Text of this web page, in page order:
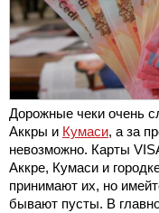
Дорожные чеки очень
Аккры и Кумаси, а за
невозможно. Карты
Аккре, Кумаси и
принимают их, но
бывают пусты. В